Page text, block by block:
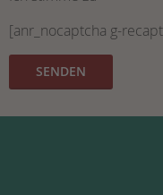
[anr_nocaptcha g-